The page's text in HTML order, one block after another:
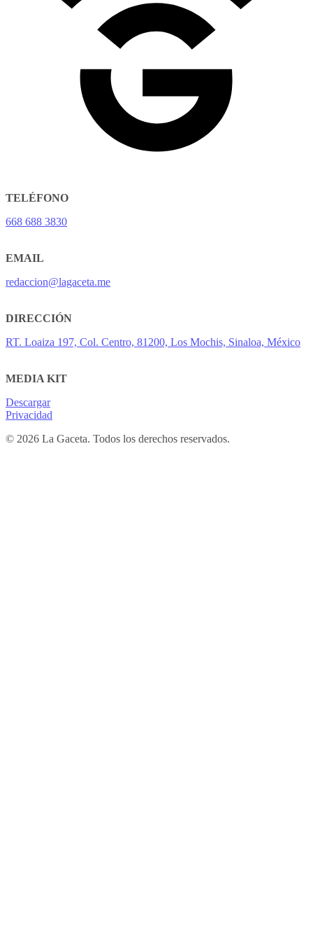
TELÉFONO
668 688 3830
EMAIL
redaccion@lagaceta.me
DIRECCIÓN
RT. Loaiza 197, Col. Centro, 81200, Los Mochis, Sinaloa, México
MEDIA KIT
Descargar
Privacidad
© 2026 La Gaceta. Todos los derechos reservados.